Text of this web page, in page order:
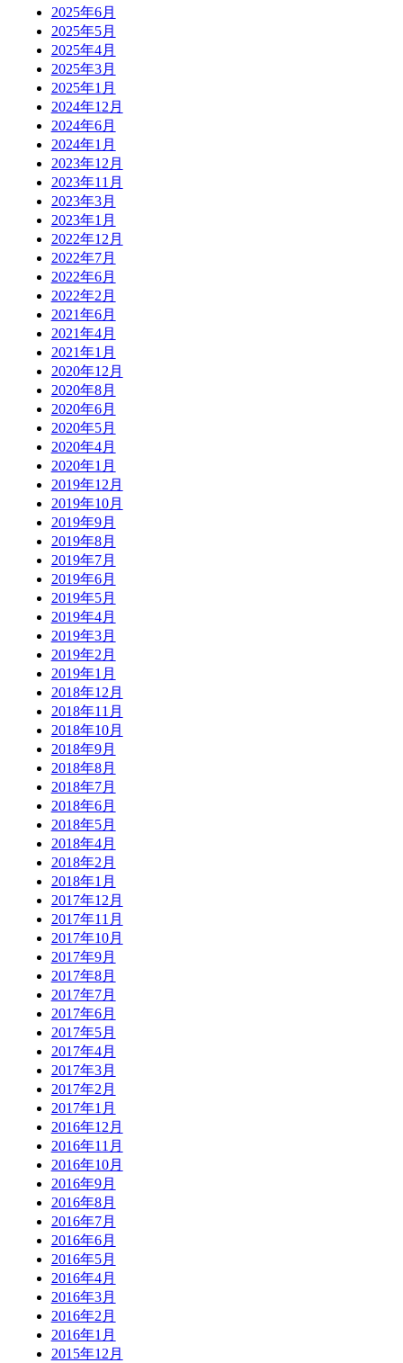
2025年6月
2025年5月
2025年4月
2025年3月
2025年1月
2024年12月
2024年6月
2024年1月
2023年12月
2023年11月
2023年3月
2023年1月
2022年12月
2022年7月
2022年6月
2022年2月
2021年6月
2021年4月
2021年1月
2020年12月
2020年8月
2020年6月
2020年5月
2020年4月
2020年1月
2019年12月
2019年10月
2019年9月
2019年8月
2019年7月
2019年6月
2019年5月
2019年4月
2019年3月
2019年2月
2019年1月
2018年12月
2018年11月
2018年10月
2018年9月
2018年8月
2018年7月
2018年6月
2018年5月
2018年4月
2018年2月
2018年1月
2017年12月
2017年11月
2017年10月
2017年9月
2017年8月
2017年7月
2017年6月
2017年5月
2017年4月
2017年3月
2017年2月
2017年1月
2016年12月
2016年11月
2016年10月
2016年9月
2016年8月
2016年7月
2016年6月
2016年5月
2016年4月
2016年3月
2016年2月
2016年1月
2015年12月